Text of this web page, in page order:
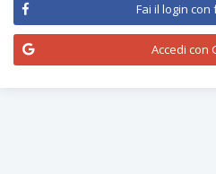
Fai il login
Accedi con